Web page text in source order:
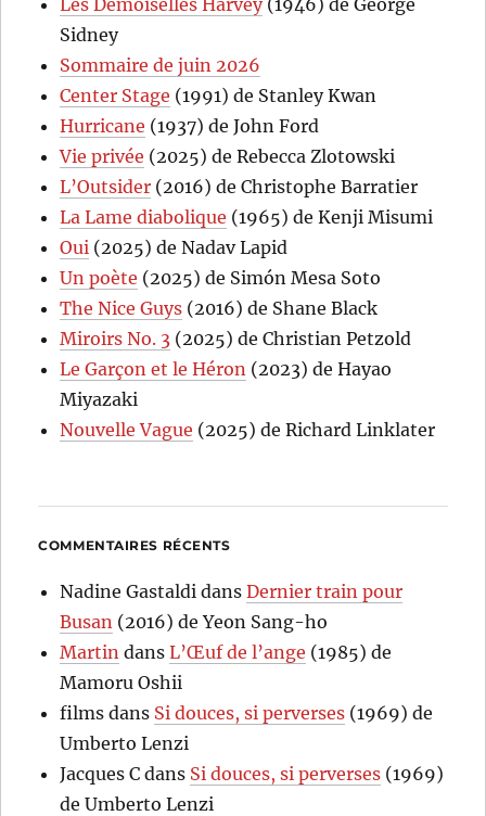
Sidney
Sommaire de juin 2026
Center Stage (1991) de Stanley Kwan
Hurricane (1937) de John Ford
Vie privée (2025) de Rebecca Zlotowski
L’Outsider (2016) de Christophe Barratier
La Lame diabolique (1965) de Kenji Misumi
Oui (2025) de Nadav Lapid
Un poète (2025) de Simón Mesa Soto
The Nice Guys (2016) de Shane Black
Miroirs No. 3 (2025) de Christian Petzold
Le Garçon et le Héron (2023) de Hayao
Miyazaki
Nouvelle Vague (2025) de Richard Linklater
COMMENTAIRES RÉCENTS
Nadine Gastaldi dansDernier train pour
Busan (2016) de Yeon Sang-ho
Martin dansL’Œuf de l’ange (1985) de
Mamoru Oshii
films dans Si douces, si perverses (1969) de
Umberto Lenzi
Jacques C dans Si douces, si perverses (1969)
de Umberto Lenzi